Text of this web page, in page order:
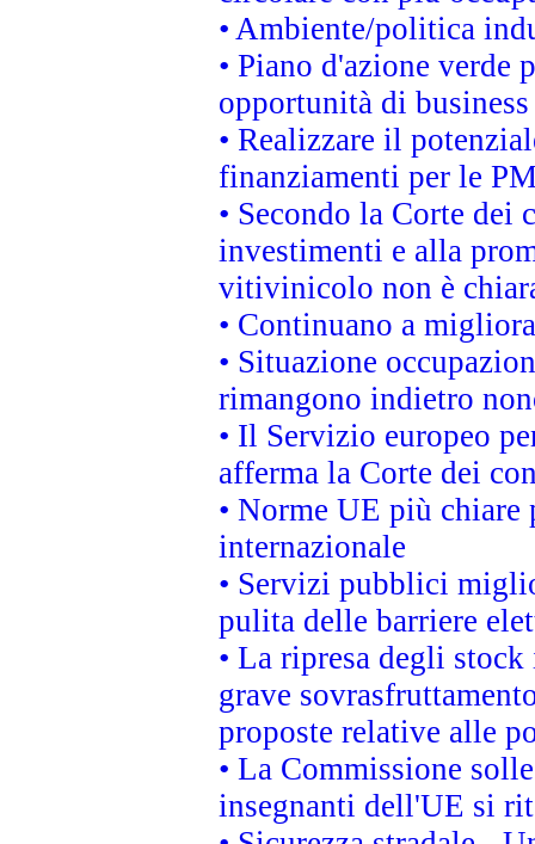
• Ambiente/politica
• Piano d'azione
opportunità di business
• Realizzare il
finanziamenti per le
• Secondo la Corte dei
investimenti e alla
vitivinicolo non è
• Continuano a
• Situazione
rimangono indietro
• Il Servizio europeo
afferma la Corte dei
• Norme UE più
internazionale
• Servizi pubblici
pulita delle barriere
• La ripresa degli
grave
proposte relative alle
• La Commissione
insegnanti dell'UE si